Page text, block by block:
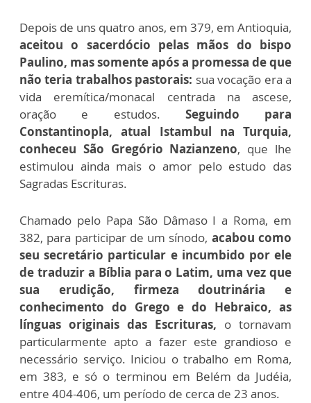
Depois de uns quatro anos, em 379, em Antioquia,
aceitou o sacerdócio pelas mãos do bispo
Paulino, mas somente após a promessa de que
não teria trabalhos pastorais: sua vocação era a
vida eremítica/monacal centrada na ascese,
oração e estudos. Seguindo para
Constantinopla, atual Istambul na Turquia,
conheceu São Gregório Nazianzeno, que lhe
estimulou ainda mais o amor pelo estudo das
Sagradas Escrituras.
Chamado pelo Papa São Dâmaso I a Roma, em
382, para participar de um sínodo, acabou como
seu secretário particular e incumbido por ele
de traduzir a Bíblia para o Latim, uma vez que
sua erudição, firmeza doutrinária e
conhecimento do Grego e do Hebraico, as
línguas originais das Escrituras, o tornavam
particularmente apto a fazer este grandioso e
necessário serviço. Iniciou o trabalho em Roma,
em 383, e só o terminou em Belém da Judéia,
entre 404-406, um período de cerca de 23 anos.